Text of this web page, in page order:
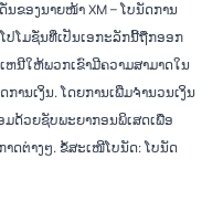
ຂອງນາຍໜ້າ XM – ໂບນັດການ
ໂປໂມຊັ່ນທີ່ເປັນເອກະລັກນີ້ຖືກອອກ
ຫນີໃຫ້ພວກເຂົາມີຄວາມສາມາດໃນ
ານເງິນ. ໂດຍການເພີ່ມຈໍານວນເງິນ
ມດ້ວຍຊັບພະຍາກອນພິເສດເພື່ອ
ດຕ່າງໆ. ຂໍ້ສະເໜີໂບນັດ: ໂບນັດ